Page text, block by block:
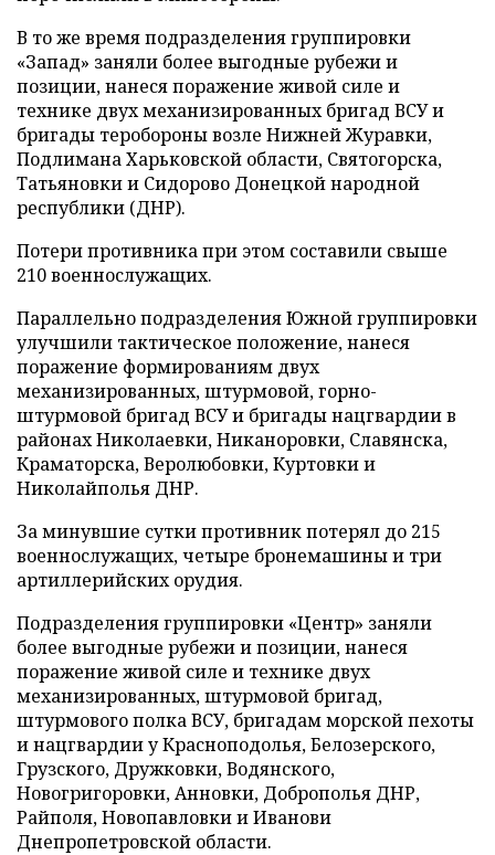
В то же время подразделения группировки
«Запад» заняли более выгодные рубежи и
позиции, нанеся поражение живой силе и
технике двух механизированных бригад ВСУ и
бригады теробороны возле Нижней Журавки,
Подлимана Харьковской области, Святогорска,
Татьяновки и Сидорово Донецкой народной
республики (ДНР).
Потери противника при этом составили свыше
210 военнослужащих.
Параллельно подразделения Южной группировки
улучшили тактическое положение, нанеся
поражение формированиям двух
механизированных, штурмовой, горно-
штурмовой бригад ВСУ и бригады нацгвардии в
районах Николаевки, Никаноровки, Славянска,
Краматорска, Веролюбовки, Куртовки и
Николайполья ДНР.
За минувшие сутки противник потерял до 215
военнослужащих, четыре бронемашины и три
артиллерийских орудия.
Подразделения группировки «Центр» заняли
более выгодные рубежи и позиции, нанеся
поражение живой силе и технике двух
механизированных, штурмовой бригад,
штурмового полка ВСУ, бригадам морской пехоты
и нацгвардии у Красноподолья, Белозерского,
Грузского, Дружковки, Водянского,
Новогригоровки, Анновки, Доброполья ДНР,
Райполя, Новопавловки и Иванови
Днепропетровской области.